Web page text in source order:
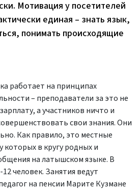
Мотивация у посетителей
единая – знать язык,
понимать происходящие
работает на принципах
– преподаватели за это не
а участников ничто и
свои знания. Они
Как правило, это местные
в кругу родных и
на латышском языке. В
человек. Занятия ведут
на пенсии Марите Кузмане